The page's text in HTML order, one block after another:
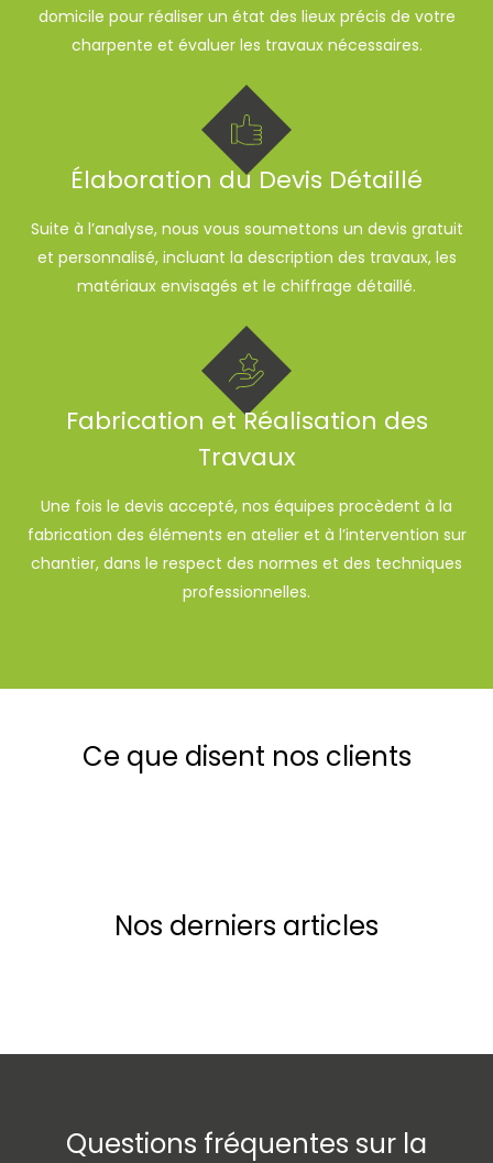
domicile pour réaliser un état des lieux précis de votre
charpente et évaluer les travaux nécessaires.
Élaboration du Devis Détaillé
Suite à l’analyse, nous vous soumettons un devis gratuit
et personnalisé, incluant la description des travaux, les
matériaux envisagés et le chiffrage détaillé.
Fabrication et Réalisation des
Travaux
Une fois le devis accepté, nos équipes procèdent à la
fabrication des éléments en atelier et à l’intervention sur
chantier, dans le respect des normes et des techniques
professionnelles.
Ce que disent nos clients
Nos derniers articles
Questions fréquentes sur la